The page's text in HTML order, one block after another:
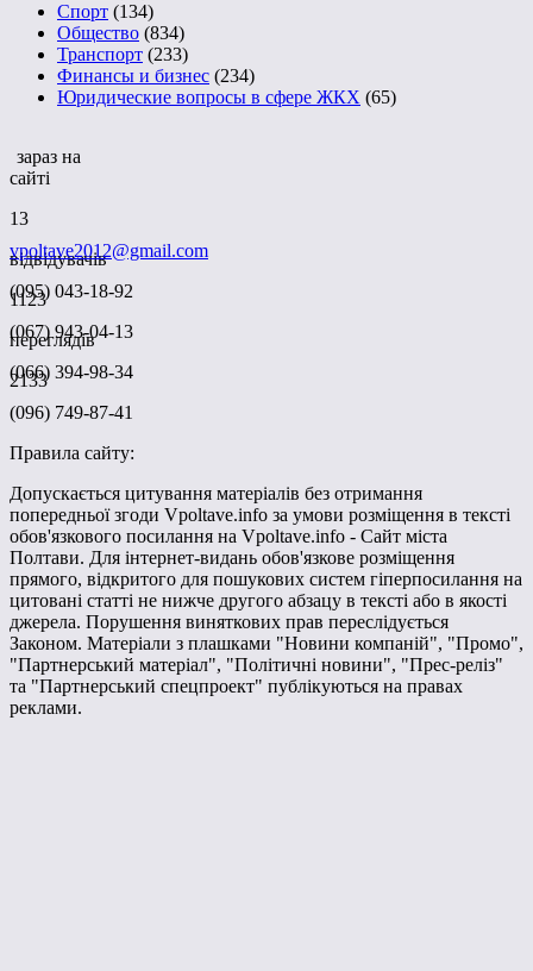
Спорт (134)
Общество (834)
Транспорт (233)
Финансы и бизнес (234)
Юридические вопросы в сфере ЖКХ (65)
зараз на
сайті
13
відвідувачів
1123
переглядів
2133
vpoltave2012@gmail.com
(095) 043-18-92
(067) 943-04-13
(066) 394-98-34
(096) 749-87-41
Правила сайту:
Допускається цитування матеріалів без отримання
попередньої згоди Vpoltave.info за умови розміщення в тексті
обов'язкового посилання на Vpoltave.info - Сайт міста
Полтави. Для інтернет-видань обов'язкове розміщення
прямого, відкритого для пошукових систем гіперпосилання на
цитовані статті не нижче другого абзацу в тексті або в якості
джерела. Порушення виняткових прав переслідується
Законом. Матеріали з плашками "Новини компаній", "Промо",
"Партнерський матеріал", "Політичні новини", "Прес-реліз"
та "Партнерський спецпроект" публікуються на правах
реклами.